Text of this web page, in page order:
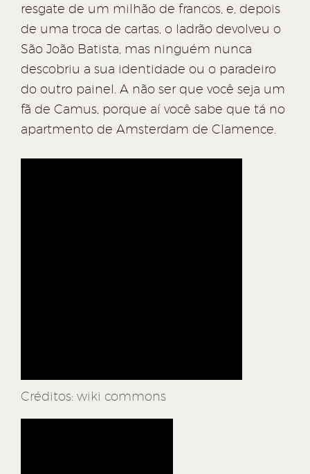
resgate de um milhão de francos, e, depois
de uma troca de cartas, o ladrão devolveu o
São João Batista, mas ninguém nunca
descobriu a sua identidade ou o paradeiro
do outro painel. A não ser que você seja um
fã de Camus, porque aí você sabe que tá no
apartmento de Amsterdam de Clamence.
Créditos: wiki commons